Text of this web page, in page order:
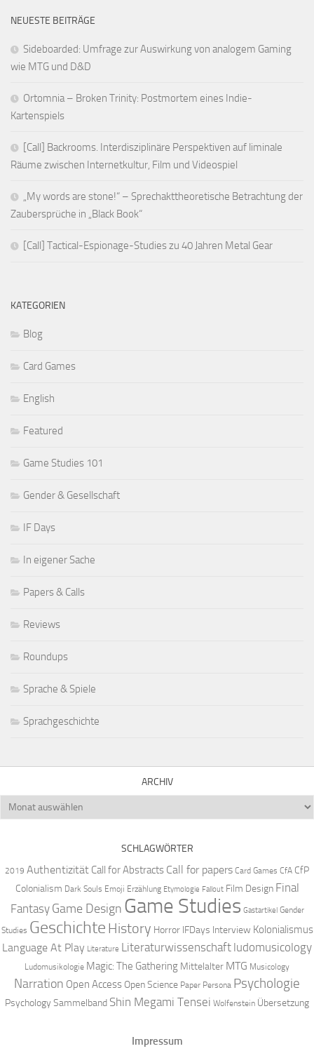
NEUESTE BEITRÄGE
Sideboarded: Umfrage zur Auswirkung von analogem Gaming
wie MTG und D&D
Ortomnia – Broken Trinity: Postmortem eines Indie-
Kartenspiels
[Call] Backrooms. Interdisziplinäre Perspektiven auf liminale
Räume zwischen Internetkultur, Film und Videospiel
„My words are stone!“ – Sprechakttheoretische Betrachtung der
Zaubersprüche in „Black Book“
[Call] Tactical-Espionage-Studies zu 40 Jahren Metal Gear
KATEGORIEN
Blog
Card Games
English
Featured
Game Studies 101
Gender & Gesellschaft
IF Days
In eigener Sache
Papers & Calls
Reviews
Roundups
Sprache & Spiele
Sprachgeschichte
ARCHIV
Archiv
SCHLAGWÖRTER
2019 Authentizität Call for Abstracts Call for papers Card Games CfA CfP
Colonialism Dark Souls Emoji Erzählung Etymologie Fallout Film Design Final
Fantasy Game Design Game Studies Gastartikel Gender
Studies Geschichte History Horror IFDays Interview Kolonialismus
Language At Play Literature Literaturwissenschaft ludomusicology
Ludomusikologie Magic: The Gathering Mittelalter MTG Musicology
Narration Open Access Open Science Paper Persona Psychologie
PsychologySammelband Shin Megami Tensei Wolfenstein Übersetzung
Impressum